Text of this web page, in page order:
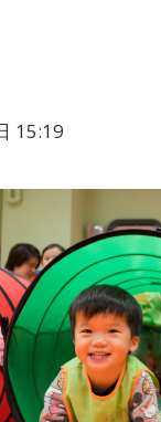
15:19